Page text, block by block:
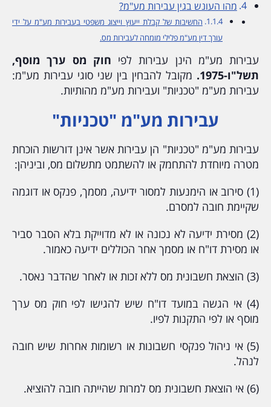
מהו העונש בגין עבירות מע"מ?
החשיבות של קבלת ייעוץ וייצוג משפטי בעבירות מע"מ על ידי
עורך דין מע"מ פלילי מומחה לעבירות מס.
עבירות מע"מ הינן עבירות לפי חוק מס ערך מוסף,
תשל"ו-1975.
מקובל להבחין בין שני סוגי עבירות מע"מ:
עבירות מע"מ "טכניות" ועבירות מע"מ מהותיות.
עבירות מע"מ "טכניות"
עבירות מע"מ "טכניות" הן עבירות אשר אינן דורשות הוכחת
מטרה מיוחדת להתחמק או להשתמט מתשלום מס, וביניהן:
(1) סירוב או הימנעות למסור ידיעה, מסמך, פנקס או דוגמה
שקיימת חובה למסרם.
(2) מסירת ידיעה לא נכונה או לא מדוייקת בלא הסבר סביר
או מסירת דו"ח או מסמך אחר הכוללים ידיעה כאמור.
(3) הוצאת חשבונית מס ללא זכות או לאחר שהדבר נאסר.
(4) אי הגשה במועד דו"ח שיש להגישו לפי חוק מס ערך
מוסף או לפי התקנות לפיו.
(5) אי ניהול פנקסי חשבונות או רשומות אחרות שיש חובה
לנהל.
(6) אי הוצאת חשבונית מס למרות שהייתה חובה להוציא.